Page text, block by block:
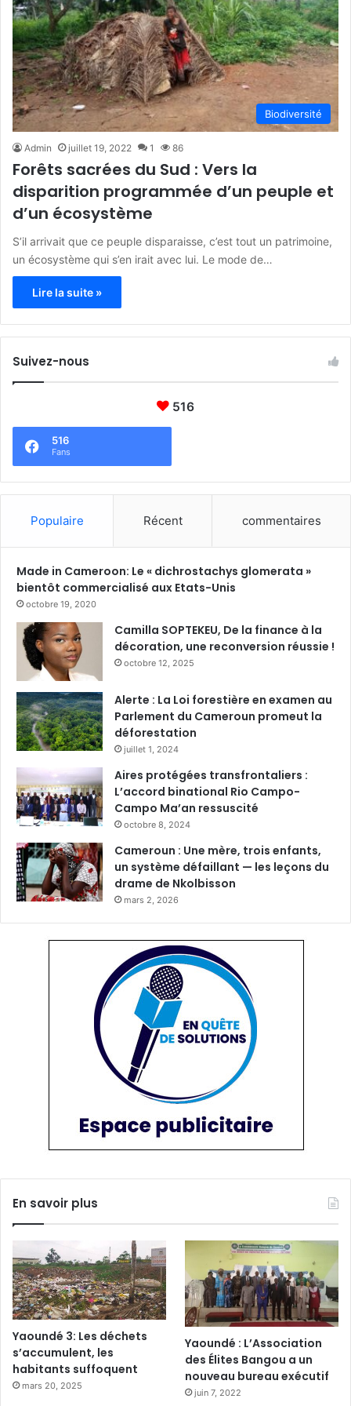
Biodiversité
Admin juillet 19, 2022 1 86
Forêts sacrées du Sud : Vers la
disparition programmée d’un peuple et
d’un écosystème
S’il arrivait que ce peuple disparaisse, c’est tout un patrimoine,
un écosystème qui s’en irait avec lui. Le mode de…
Lire la suite »
Suivez-nous
516
516
Fans
Populaire Récent commentaires
Made in Cameroon: Le « dichrostachys glomerata »
bientôt commercialisé aux Etats-Unis
octobre 19, 2020
Camilla SOPTEKEU, De la finance à la
décoration, une reconversion réussie !
octobre 12, 2025
Alerte : La Loi forestière en examen au
Parlement du Cameroun promeut la
déforestation
juillet 1, 2024
Aires protégées transfrontaliers :
L’accord binational Rio Campo-
Campo Ma’an ressuscité
octobre 8, 2024
Cameroun : Une mère, trois enfants,
un système défaillant — les leçons du
drame de Nkolbisson
mars 2, 2026
En savoir plus
Yaoundé 3: Les déchets
s’accumulent, les
habitants suffoquent
mars 20, 2025
Yaoundé : L’Association
des Élites Bangou a un
nouveau bureau exécutif
juin 7, 2022